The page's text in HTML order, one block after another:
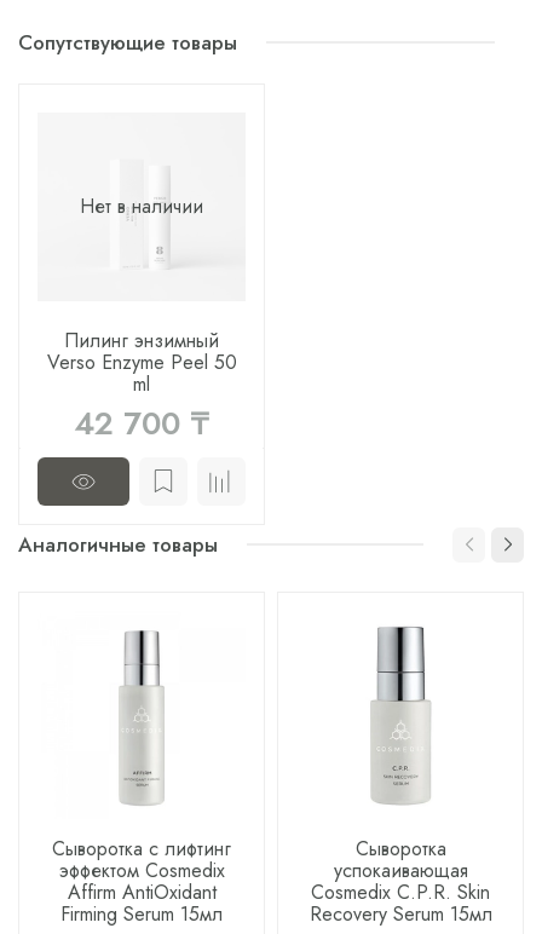
Сопутствующие товары
Нет в наличии
Пилинг энзимный
Verso Enzyme Peel 50
ml
42 700 ₸
Аналогичные товары
Сыворотка с лифтинг
эффектом Cosmedix
Affirm AntiOxidant
Firming Serum 15мл
Сыворотка
успокаивающая
Cosmedix C.P.R. Skin
Recovery Serum 15мл